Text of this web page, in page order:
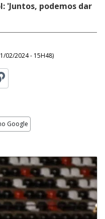
'Juntos, podemos dar
02/2024 - 15H48)
Google